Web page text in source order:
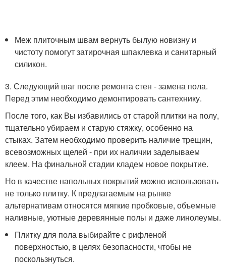
Меж плиточным швам вернуть былую новизну и
чистоту помогут затирочная шпаклевка и санитарный
силикон.
3. Следующий шаг после ремонта стен - замена пола.
Перед этим необходимо демонтировать сантехнику.
После того, как Вы избавились от старой плитки на полу,
тщательно убираем и старую стяжку, особенно на
стыках. Затем необходимо проверить наличие трещин,
всевозможных щелей - при их наличии заделываем
клеем. На финальной стадии кладем новое покрытие.
Но в качестве напольных покрытий можно использовать
не только плитку. К предлагаемым на рынке
альтернативам относятся мягкие пробковые, объемные
наливные, уютные деревянные полы и даже линолеумы.
Плитку для пола выбирайте с рифленой
поверхностью, в целях безопасности, чтобы не
поскользнуться.